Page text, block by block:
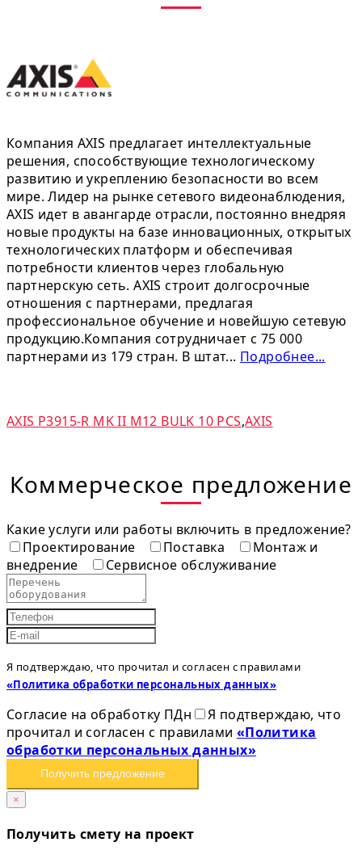
Компания AXIS предлагает интеллектуальные
решения, способствующие технологическому
развитию и укреплению безопасности во всем
мире. Лидер на рынке сетевого видеонаблюдения,
AXIS идет в авангарде отрасли, постоянно внедряя
новые продукты на базе инновационных, открытых
технологических платформ и обеспечивая
потребности клиентов через глобальную
партнерскую сеть. AXIS строит долгосрочные
отношения с партнерами, предлагая
профессиональное обучение и новейшую сетевую
продукцию.Компания сотрудничает с 75 000
партнерами из 179 стран. В штат... Подробнее...
AXIS P3915-R MK II M12 BULK 10 PCS,AXIS
Коммерческое предложение
Какие услуги или работы включить в предложение?
Проектирование
Поставка
Монтаж и
внедрение
Сервисное обслуживание
Я подтверждаю, что прочитал и согласен с правилами
«Политика обработки персональных данных»
Согласие на обработку ПДн
Я подтверждаю, что
прочитал и согласен с правилами «Политика
обработки персональных данных»
Получить предложение
×
Получить смету на проект